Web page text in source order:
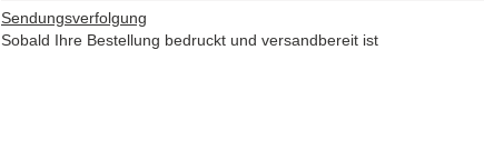
Sendungsverfolgung
Sobald Ihre Bestellung bedruckt und versandbereit ist